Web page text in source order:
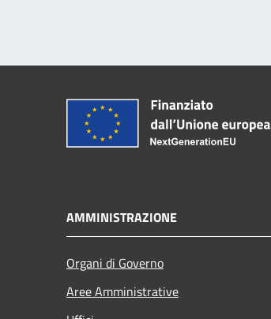
AMMINISTRAZIONE
Organi di Governo
Aree Amministrative